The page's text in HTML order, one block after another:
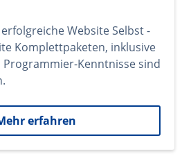
Website Selbst -
Komplettpaketen, inklusive
Programmier-Kenntnisse sind
erfahren